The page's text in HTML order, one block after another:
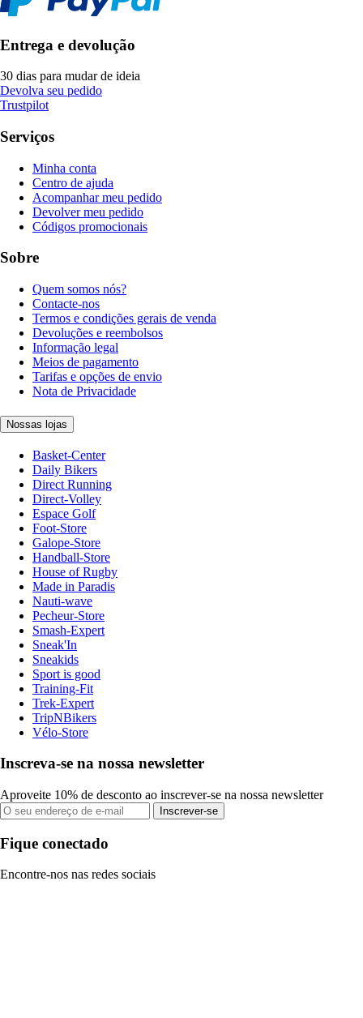
Entrega e devolução
30 dias para mudar de ideia
Devolva seu pedido
Trustpilot
Serviços
Minha conta
Centro de ajuda
Acompanhar meu pedido
Devolver meu pedido
Códigos promocionais
Sobre
Quem somos nós?
Contacte-nos
Termos e condições gerais de venda
Devoluções e reembolsos
Informação legal
Meios de pagamento
Tarifas e opções de envio
Nota de Privacidade
Nossas lojas
Basket-Center
Daily Bikers
Direct Running
Direct-Volley
Espace Golf
Foot-Store
Galope-Store
Handball-Store
House of Rugby
Made in Paradis
Nauti-wave
Pecheur-Store
Smash-Expert
Sneak'In
Sneakids
Sport is good
Training-Fit
Trek-Expert
TripNBikers
Vélo-Store
Inscreva-se na nossa newsletter
Aproveite 10% de desconto ao inscrever-se na nossa newsletter
Inscrever-se
Fique conectado
Encontre-nos nas redes sociais